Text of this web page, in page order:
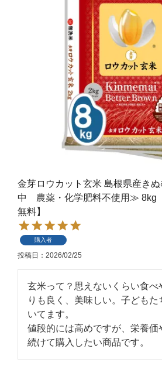
金芽ロウカット玄米 島根県産き
中 農薬・化学肥料不使用≫ 8kg
無料】
購入者
投稿日 2026/02/25
玄米って？思えないくらい食べ
りも良く、美味しい。子ども
いてます。
値段的には高めですが、栄養価
続けて購入したい商品です。